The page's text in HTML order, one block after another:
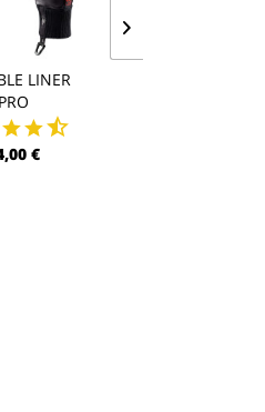
LINER
PRO
€